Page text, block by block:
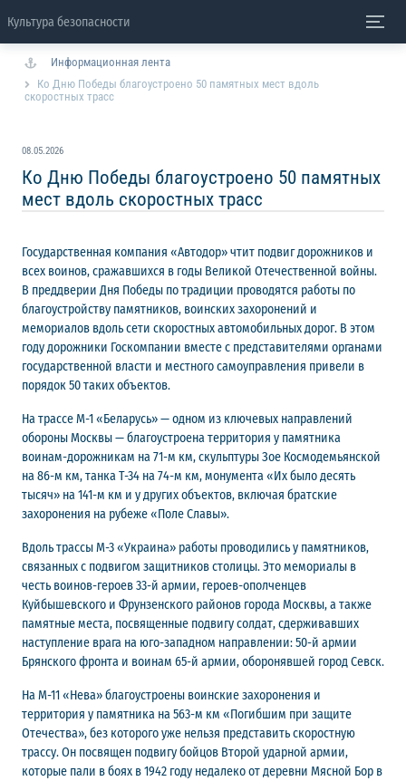
Культура безопасности
Информационная лента
Ко Дню Победы благоустроено 50 памятных мест вдоль
скоростных трасс
08.05.2026
Ко Дню Победы благоустроено 50 памятных
мест вдоль скоростных трасс
Государственная компания «Автодор» чтит подвиг дорожников и
всех воинов, сражавшихся в годы Великой Отечественной войны.
В преддверии Дня Победы по традиции проводятся работы по
благоустройству памятников, воинских захоронений и
мемориалов вдоль сети скоростных автомобильных дорог. В этом
году дорожники Госкомпании вместе с представителями органами
государственной власти и местного самоуправления привели в
порядок 50 таких объектов.
На трассе М-1 «Беларусь» — одном из ключевых направлений
обороны Москвы — благоустроена территория у памятника
воинам-дорожникам на 71-м км, скульптуры Зое Космодемьянской
на 86-м км, танка Т-34 на 74-м км, монумента «Их было десять
тысяч» на 141-м км и у других объектов, включая братские
захоронения на рубеже «Поле Славы».
Вдоль трассы М-3 «Украина» работы проводились у памятников,
связанных с подвигом защитников столицы. Это мемориалы в
честь воинов-героев 33-й армии, героев-ополченцев
Куйбышевского и Фрунзенского районов города Москвы, а также
памятные места, посвященные подвигу солдат, сдерживавших
наступление врага на юго-западном направлении: 50-й армии
Брянского фронта и воинам 65-й армии, оборонявшей город Севск.
На М-11 «Нева» благоустроены воинские захоронения и
территория у памятника на 563-м км «Погибшим при защите
Отечества», без которого уже нельзя представить скоростную
трассу. Он посвящен подвигу бойцов Второй ударной армии,
которые пали в боях в 1942 году недалеко от деревни Мясной Бор в